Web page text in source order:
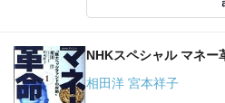
NHKスペシャル マネー
相田洋 宮本祥子